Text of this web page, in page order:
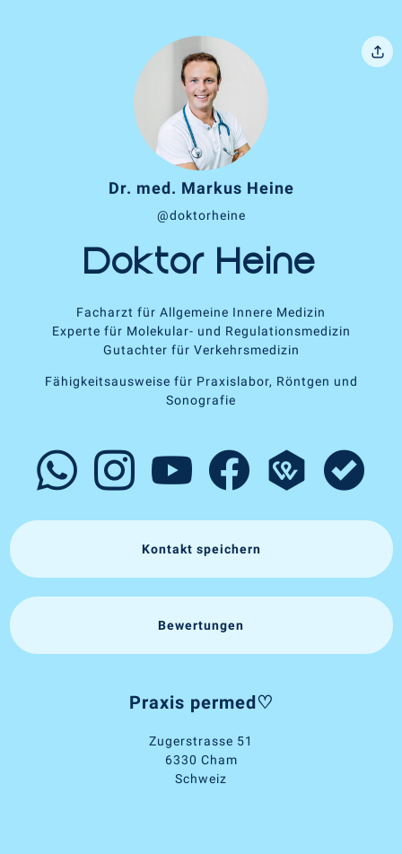
Dr. med. Markus Heine
@doktorheine
Doktor Heine
Facharzt für Allgemeine Innere Medizin
Experte für Molekular- und Regulationsmedizin
Gutachter für Verkehrsmedizin
Fähigkeitsausweise für Praxislabor, Röntgen und
Sonografie
Kontakt speichern
Bewertungen
Praxis permed♡
Zugerstrasse 51
6330 Cham
Schweiz